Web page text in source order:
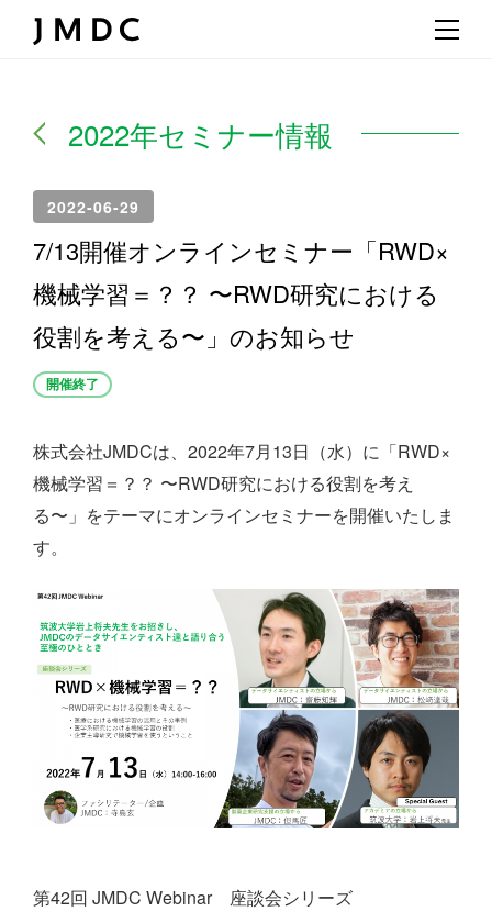
2022年セミナー情報
2022-06-29
7/13開催オンラインセミナー「RWD×
機械学習＝？？ 〜RWD研究における
役割を考える〜」のお知らせ
開催終了
株式会社JMDCは、2022年7月13日（水）に「RWD×
機械学習＝？？ 〜RWD研究における役割を考え
る〜」 をテーマにオンラインセミナーを開催いたしま
す。
第42回 JMDC Webinar 座談会シリーズ